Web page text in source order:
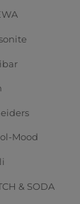
Mood
& SODA